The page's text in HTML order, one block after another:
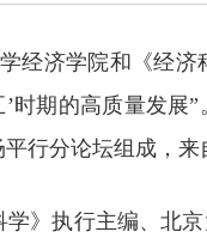
经济学院和《经
时期的高质量发
行分论坛组成，
》执行主编、北